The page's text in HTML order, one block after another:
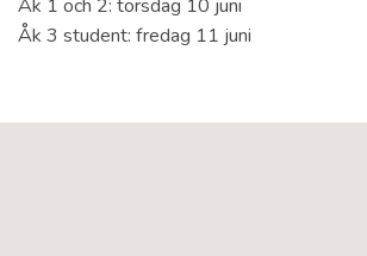
Åk 1 och 2: torsdag 10 juni
Åk 3 student: fredag 11 juni